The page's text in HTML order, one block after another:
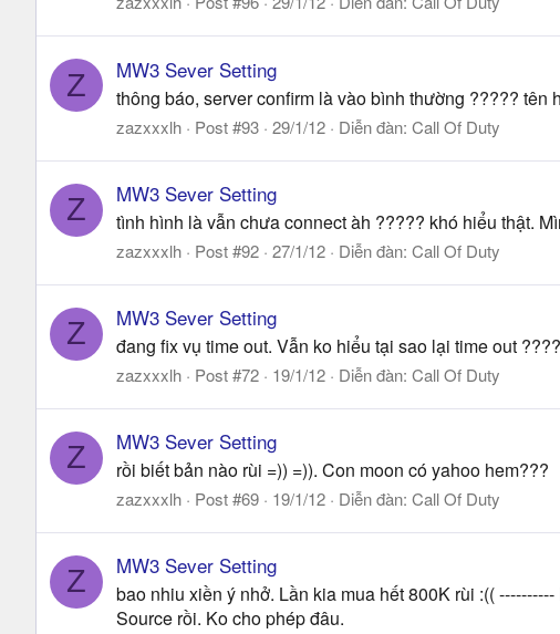
Z MW3 Sever Setting
thông báo, server confirm là vào bình thường ????? tên
zazxxxlh Post #93 29/1/12 Diễn đàn: Call Of Duty
Z MW3 Sever Setting
tình hình là vẫn chưa connect àh ????? khó hiểu thật.
zazxxxlh Post #92 27/1/12 Diễn đàn: Call Of Duty
Z MW3 Sever Setting
đang fix vụ time out. Vẫn ko hiểu tại sao lại time out
zazxxxlh Post #72 19/1/12 Diễn đàn: Call Of Duty
Z MW3 Sever Setting
rồi biết bản nào rùi =)) =)). Con moon có yahoo hem???
zazxxxlh Post #69 19/1/12 Diễn đàn: Call Of Duty
Z MW3 Sever Setting
bao nhiu xiền ý nhở. Lần kia mua hết 800K rùi :((
Source rồi. Ko cho phép đâu.